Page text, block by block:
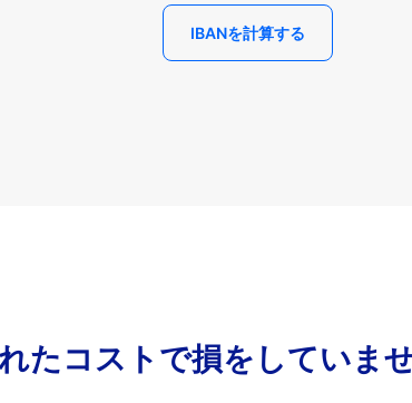
IBANを計算する
たコストで損をしていま